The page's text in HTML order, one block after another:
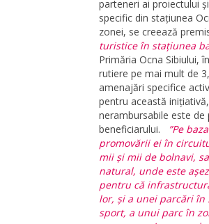
parteneri ai proiectului
specific din stațiunea
zonei, se creează
turistice în stațiunea
Primăria Ocna Sibiului,
rutiere pe mai mult de
amenajări specifice
pentru această
nerambursabile este
beneficiarului.
”Pe
promovării ei în
mii și mii de bolnavi,
natural, unde este
pentru că
lor, și a unei parcări în
sport, a unui parc în